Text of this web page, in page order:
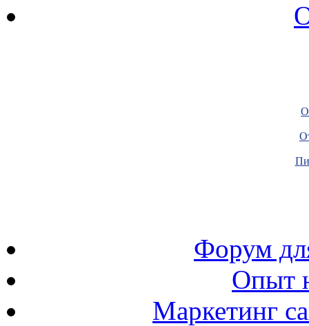
Форум
Опыт
Маркетинг